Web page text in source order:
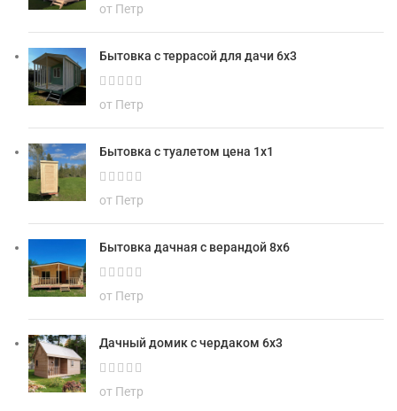
от Петр
Бытовка с террасой для дачи 6х3
от Петр
Бытовка с туалетом цена 1х1
от Петр
Бытовка дачная с верандой 8х6
от Петр
Дачный домик с чердаком 6х3
от Петр